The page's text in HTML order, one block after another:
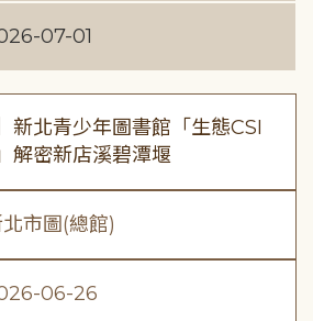
07-01
新北青少年圖書館「生態CSI
解密新店溪碧潭堰
市圖(總館)
06-26